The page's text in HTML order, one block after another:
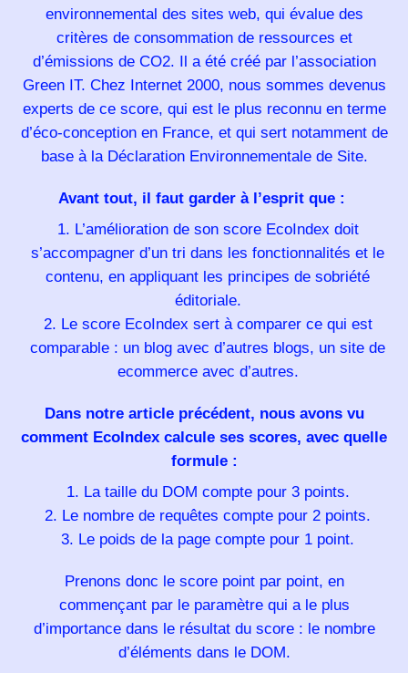
environnemental des sites web, qui évalue des
critères de consommation de ressources et
d’émissions de CO2. Il a été créé par l’association
Green IT. Chez Internet 2000, nous sommes devenus
experts de ce score, qui est le plus reconnu en terme
d’éco-conception en France, et qui sert notamment de
base à la Déclaration Environnementale de Site.
Avant tout, il faut garder à l’esprit que :
L’amélioration de son score EcoIndex doit
s’accompagner d’un tri dans les fonctionnalités et le
contenu, en appliquant les principes de sobriété
éditoriale.
Le score EcoIndex sert à comparer ce qui est
comparable : un blog avec d’autres blogs, un site de
ecommerce avec d’autres.
Dans notre article précédent, nous avons vu
comment EcoIndex calcule ses scores, avec quelle
formule :
La taille du DOM compte pour 3 points.
Le nombre de requêtes compte pour 2 points.
Le poids de la page compte pour 1 point.
Prenons donc le score point par point, en
commençant par le paramètre qui a le plus
d’importance dans le résultat du score : le nombre
d’éléments dans le DOM.